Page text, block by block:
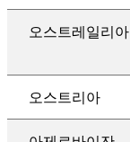
오스트레일리아
오스트리아